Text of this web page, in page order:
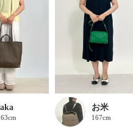
お米
167cm